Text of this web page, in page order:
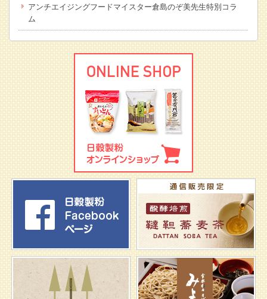
アンチエイジングフードマイスター倉島のぞ美先生特別コラ
ム